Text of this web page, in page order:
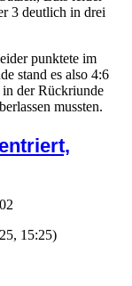
3 deutlich in drei
punktete im
stand es also 4:6
der Rückriunde
mussten.
15:25)